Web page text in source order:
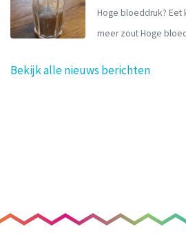
Hoge bloeddruk? Eet
meer zout Hoge
Bekijk alle nieuws berichten